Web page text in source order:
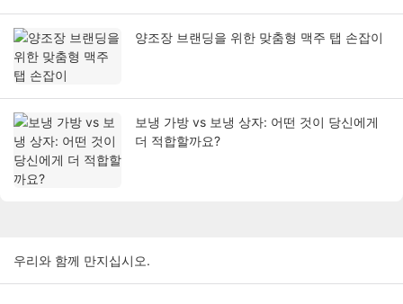
양조장 브랜딩을 위한 맞춤형 맥주 탭 손잡이
보냉 가방 vs 보냉 상자: 어떤 것이 당신에게
더 적합할까요?
우리와 함께 만지십시오.